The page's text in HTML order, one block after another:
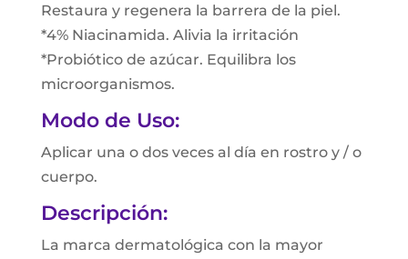
Restaura y regenera la barrera de la piel.
*4% Niacinamida. Alivia la irritación
*Probiótico de azúcar. Equilibra los
microorganismos.
Modo de Uso:
Aplicar una o dos veces al día en rostro y / o
cuerpo.
Descripción:
La marca dermatológica con la mayor